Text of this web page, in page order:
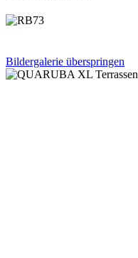
Bildergalerie überspringen